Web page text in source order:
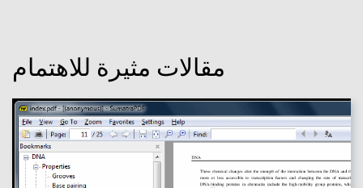
مقالات مثيرة للاهتمام